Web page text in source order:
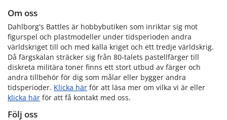
Om oss
Dahlborg's Battles är hobbybutiken som inriktar sig mot
figurspel och plastmodeller under tidsperioden andra
världskriget till och med kalla kriget och ett tredje världskrig.
Då färgskalan sträcker sig från 80-talets pastellfärger till
diskreta militära toner finns ett stort utbud av färger och
andra tillbehör för dig som målar eller bygger andra
tidsperioder. Klicka här för att läsa mer om vilka vi är eller
klicka här för att få kontakt med oss.
Följ oss